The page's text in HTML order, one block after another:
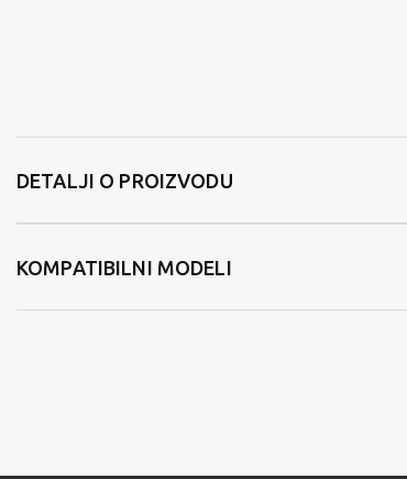
DETALJI O PROIZVODU
KOMPATIBILNI MODELI